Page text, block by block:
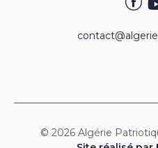
© 2026 Algérie